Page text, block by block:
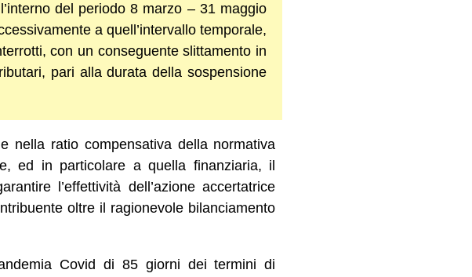
del periodo 8 marzo – 31 maggio
a quell’intervallo temporale,
con un conseguente slittamento in
pari alla durata della sospensione
nella ratio compensativa della normativa
ed in particolare a quella finanziaria, il
l’effettività dell’azione accertatrice
oltre il ragionevole bilanciamento
Covid di 85 giorni dei termini di